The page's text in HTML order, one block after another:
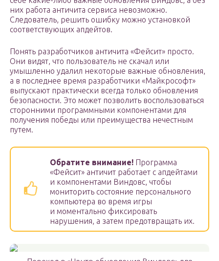
них работа античита сервиса невозможно.
Следователь, решить ошибку можно установкой
соответствующих апдейтов.
Понять разработчиков античита «Фейсит» просто.
Они видят, что пользователь не скачал или
умышленно удалил некоторые важные обновления,
а в последнее время разработчики «Майкрософт»
выпускают практически всегда только обновления
безопасности. Это может позволить воспользоваться
сторонними программными компонентами для
получения победы или преимущества нечестным
путем.
Обратите внимание! Программа
«Фейсит» античит работает с апдейтами
и компонентами Виндовс, чтобы
мониторить состояние персонального
компьютера во время игры
и моментально фиксировать
нарушения, а затем предотвращать их.